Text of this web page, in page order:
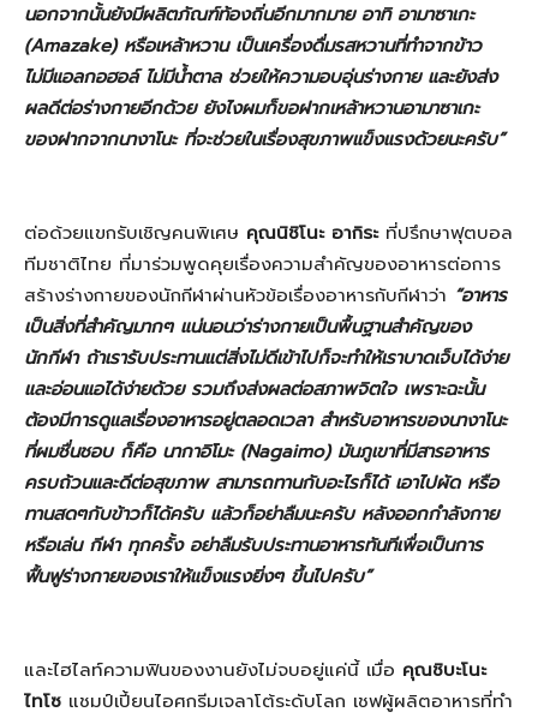
นอกจากนั้นยังมีผลิตภัณฑ์ท้องถิ่นอีกมากมาย อาทิ อามาซาเกะ
(Amazake) หรือเหล้าหวาน เป็นเครื่องดื่มรสหวานที่ทำจากข้าว
ไม่มีแอลกอฮอล์ ไม่มีน้ำตาล ช่วยให้ความอบอุ่นร่างกาย และยังส่ง
ผลดีต่อร่างกายอีกด้วย ยังไงผมก็ขอฝากเหล้าหวานอามาซาเกะ
ของฝากจากนางาโนะ ที่จะช่วยในเรื่องสุขภาพแข็งแรงด้วยนะครับ”
ต่อด้วยแขกรับเชิญคนพิเศษ คุณนิชิโนะ อากิระ ที่ปรึกษาฟุตบอล
ทีมชาติไทย ที่มาร่วมพูดคุยเรื่องความสำคัญของอาหารต่อการ
สร้างร่างกายของนักกีฬาผ่านหัวข้อเรื่องอาหารกับกีฬาว่า “อาหาร
เป็นสิ่งที่สำคัญมากๆ แน่นอนว่าร่างกายเป็นพื้นฐานสำคัญของ
นักกีฬา ถ้าเรารับประทานแต่สิ่งไม่ดีเข้าไปก็จะทำให้เราบาดเจ็บได้ง่าย
และอ่อนแอได้ง่ายด้วย รวมถึงส่งผลต่อสภาพจิตใจ เพราะฉะนั้น
ต้องมีการดูแลเรื่องอาหารอยู่ตลอดเวลา สำหรับอาหารของนางาโนะ
ที่ผมชื่นชอบ ก็คือ นากาอิโมะ (Nagaimo) มันภูเขาที่มีสารอาหาร
ครบถ้วนและดีต่อสุขภาพ สามารถทานกับอะไรก็ได้ เอาไปผัด หรือ
ทานสดๆกับข้าวก็ได้ครับ แล้วก็อย่าลืมนะครับ หลังออกกำลังกาย
หรือเล่น กีฬา ทุกครั้ง อย่าลืมรับประทานอาหารทันทีเพื่อเป็นการ
ฟื้นฟูร่างกายของเราให้แข็งแรงยิ่งๆ ขึ้นไปครับ”
และไฮไลท์ความฟินของงานยังไม่จบอยู่แค่นี้ เมื่อ คุณชิบะโนะ
ไทโซ แชมป์เปี้ยนไอศกรีมเจลาโต้ระดับโลก เชฟผู้ผลิตอาหารที่ทำ